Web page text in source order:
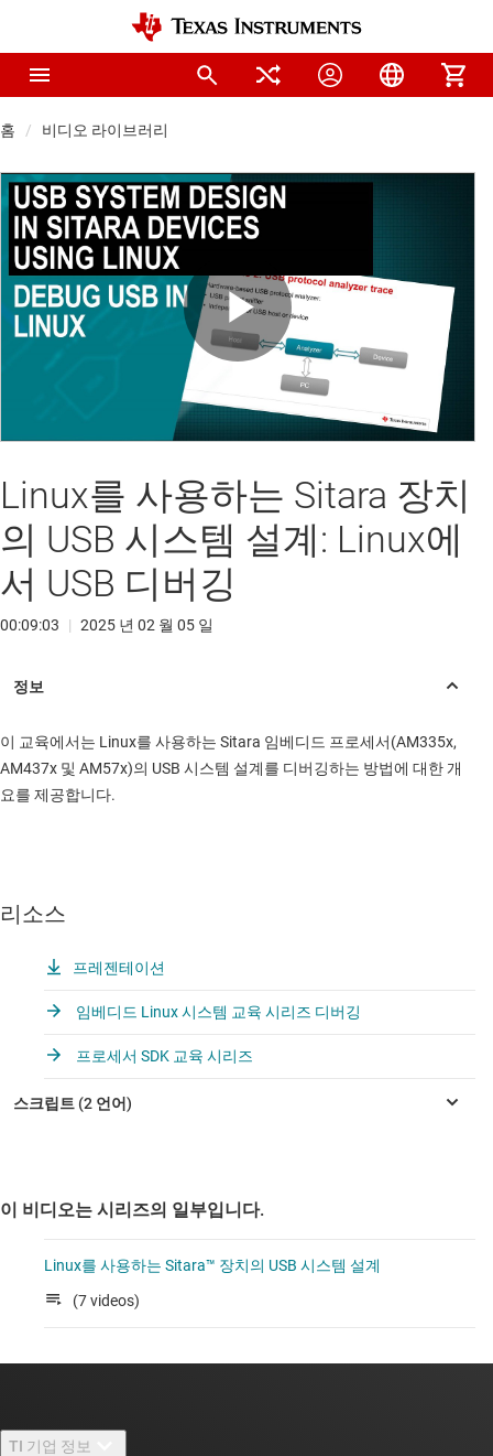
홈 비디오 라이브러리
Play
Video
Linux를 사용하는 Sitara 장치
의 USB 시스템 설계: Linux에
서 USB 디버깅
00:09:03 | 2025 년 02 월 05 일
이 교육에서는 Linux를 사용하는 Sitara 임베디드 프로세서(AM335x,
AM437x 및 AM57x)의 USB 시스템 설계를 디버깅하는 방법에 대한 개
요를 제공합니다.
리소스
프레젠테이션
임베디드 Linux 시스템 교육 시리즈 디버깅
프로세서 SDK 교육 시리즈
이 비디오는 시리즈의 일부입니다.
Linux를 사용하는 Sitara™ 장치의 USB 시스템 설계
(7 videos)
TI 기업 정보